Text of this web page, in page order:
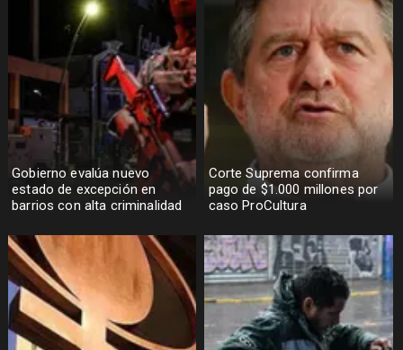
Gobierno evalúa nuevo
estado de excepción en
barrios con alta criminalidad
Corte Suprema confirma
pago de $1.000 millones por
caso ProCultura